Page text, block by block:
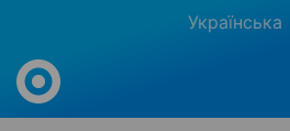
Українська
Work.ua